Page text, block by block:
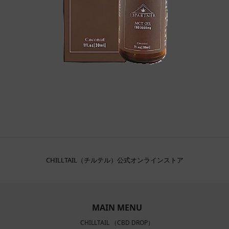
CHILLTAIL（チルテル）公式オンラインストア
MAIN MENU
CHILLTAIL （CBD DROP）